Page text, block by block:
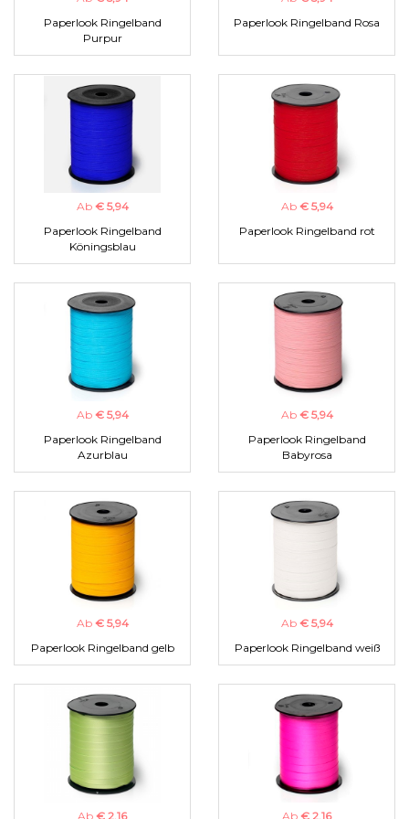
Paperlook Ringelband
Purpur
Paperlook Ringelband Rosa
Ab € 5,94
Paperlook Ringelband
Köningsblau
Ab € 5,94
Paperlook Ringelband rot
Ab € 5,94
Paperlook Ringelband
Azurblau
Ab € 5,94
Paperlook Ringelband
Babyrosa
Ab € 5,94
Paperlook Ringelband gelb
Ab € 5,94
Paperlook Ringelband weiß
Ab € 2,16 Ab € 2,16